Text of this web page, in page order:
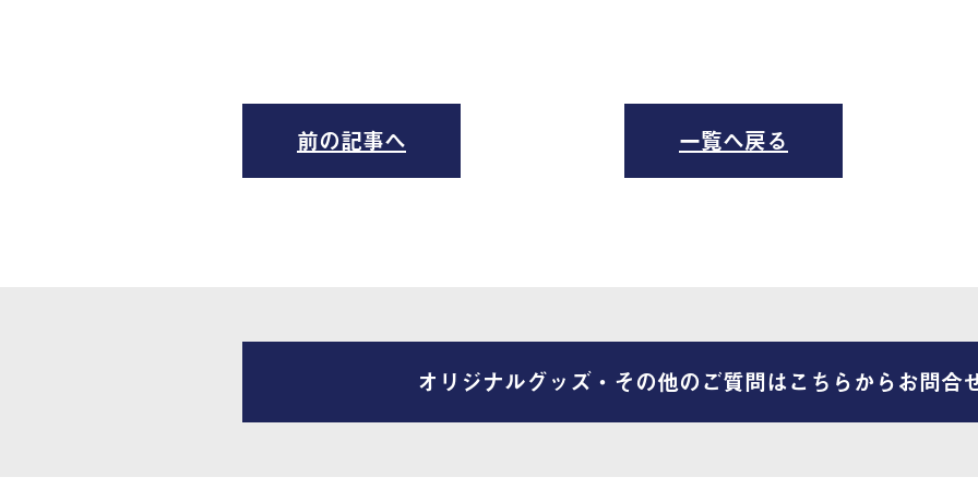
前の記事へ 一覧へ戻る
オリジナルグッズ・その他のご質問はこちらからお問合